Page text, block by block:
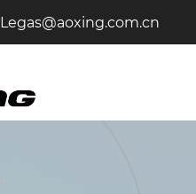
Legas@aoxing.com.cn